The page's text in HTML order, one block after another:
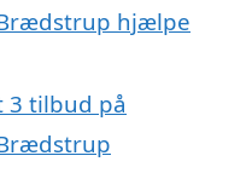
hjælpe
tilbud på